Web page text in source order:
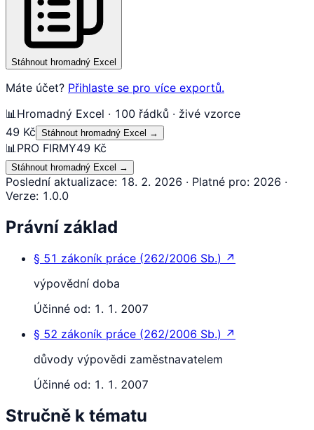
Stáhnout hromadný Excel
Máte účet? Přihlaste se pro více exportů.
📊 Hromadný Excel · 100 řádků · živé vzorce
49 Kč Stáhnout hromadný Excel →
📊 PRO FIRMY49 Kč
Stáhnout hromadný Excel →
Poslední aktualizace: 18. 2. 2026 · Platné pro: 2026 ·
Verze: 1.0.0
Právní základ
§ 51 zákoník práce (262/2006 Sb.) ↗
výpovědní doba
Účinné od: 1. 1. 2007
§ 52 zákoník práce (262/2006 Sb.) ↗
důvody výpovědi zaměstnavatelem
Účinné od: 1. 1. 2007
Stručně k tématu